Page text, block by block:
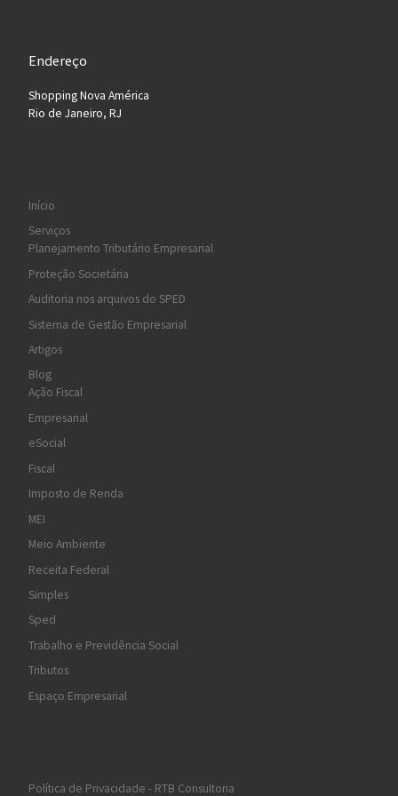
Endereço
Shopping Nova América
Rio de Janeiro, RJ
Início
Serviços
Planejamento Tributário Empresarial
Proteção Societária
Auditoria nos arquivos do SPED
Sistema de Gestão Empresarial
Artigos
Blog
Ação Fiscal
Empresarial
eSocial
Fiscal
Imposto de Renda
MEI
Meio Ambiente
Receita Federal
Simples
Sped
Trabalho e Previdência Social
Tributos
Espaço Empresarial
Política de Privacidade - RTB Consultoria